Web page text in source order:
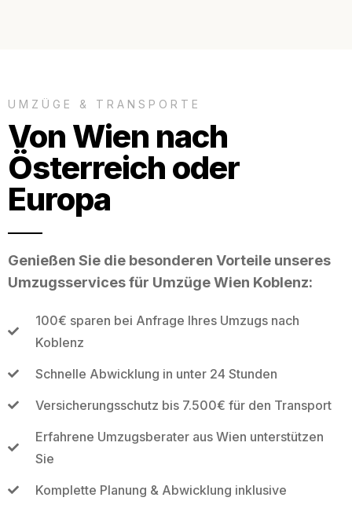
UMZÜGE & TRANSPORTE
Von Wien nach
Österreich oder
Europa
Genießen Sie die besonderen Vorteile unseres
Umzugsservices für Umzüge Wien Koblenz:
100€ sparen bei Anfrage Ihres Umzugs nach
Koblenz
Schnelle Abwicklung in unter 24 Stunden
Versicherungsschutz bis 7.500€ für den Transport
Erfahrene Umzugsberater aus Wien unterstützen
Sie
Komplette Planung & Abwicklung inklusive